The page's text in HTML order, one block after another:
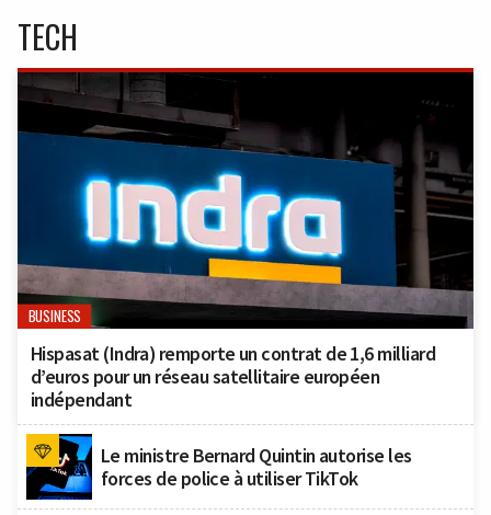
TECH
BUSINESS
Hispasat (Indra) remporte un contrat de 1,6 milliard
d’euros pour un réseau satellitaire européen
indépendant
Le ministre Bernard Quintin autorise les
forces de police à utiliser TikTok